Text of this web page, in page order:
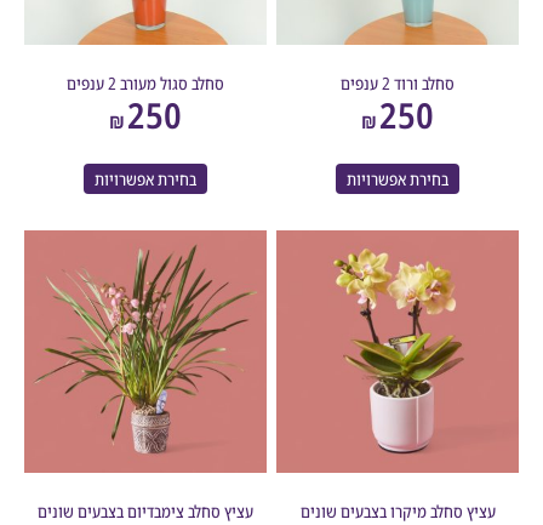
סחלב ורוד 2 ענפים
₪
בחירת אפשרויות
סחלב סגול מעורב 2 ענפים
₪
בחירת אפשרויות
סחלב מיקרו בצבעים שונים עציץ סחלב צימבדיום בצבעים שונים